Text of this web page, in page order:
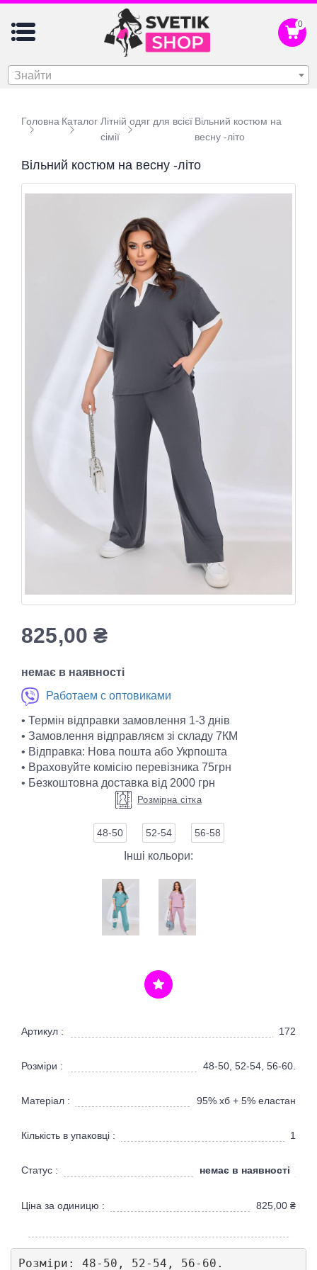
0
Знайти
Головна Каталог Літній одяг для всієї
сімії
Вільний костюм на
весну -літо
Вільний костюм на весну -літо
825,00₴
немає в наявності
Работаем с оптовиками
• Термін відправки замовлення 1-3 днів
• Замовлення відправляєм зі складу 7КМ
• Відправка: Нова пошта або Укрпошта
• Враховуйте комісію перевізника 75грн
• Безкоштовна доставка від 2000 грн
Розмірна сітка
48-50 52-54 56-58
Інші кольори:
Артикул : 172
Розміри : 48-50, 52-54, 56-60.
Матеріал : 95% хб + 5% еластан
Кількість в упаковці : 1
Статус : немає в наявності
Ціна за одиницю : 825,00 ₴
Розміри: 48-50, 52-54, 56-60.